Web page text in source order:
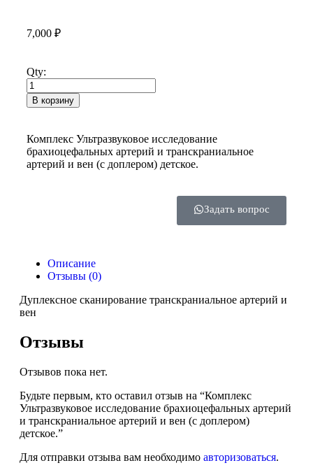
7,000 ₽
Qty:
В корзину
Комплекс Ультразвуковое исследование
брахиоцефальных артерий и транскраниальное
артерий и вен (с доплером) детское.
Задать вопрос
Описание
Отзывы (0)
Дуплексное сканирование транскраниальное артерий и
вен
Отзывы
Отзывов пока нет.
Будьте первым, кто оставил отзыв на “Комплекс
Ультразвуковое исследование брахиоцефальных артерий
и транскраниальное артерий и вен (с доплером)
детское.”
Для отправки отзыва вам необходимо авторизоваться.